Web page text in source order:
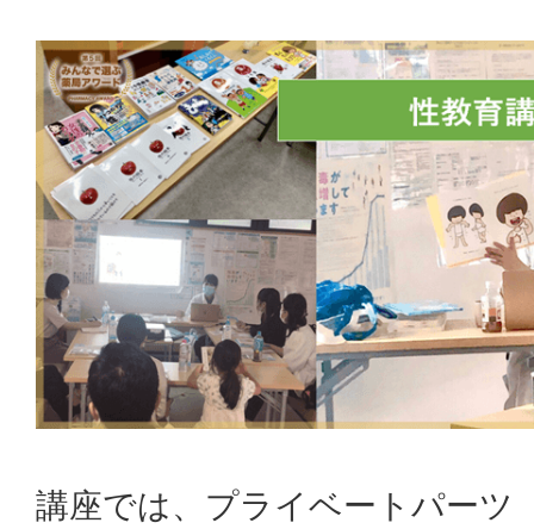
講座では、プライベートパーツ